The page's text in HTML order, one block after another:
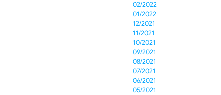
02/2022
01/2022
12/2021
11/2021
10/2021
09/2021
08/2021
07/2021
06/2021
05/2021